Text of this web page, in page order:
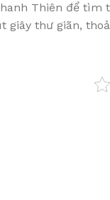
Thiên để tìm
thư giãn,